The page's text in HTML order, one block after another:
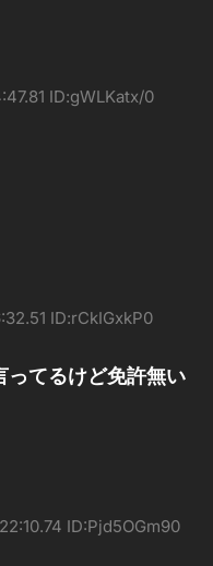
ID:gWLKatx/0
ID:rCkIGxkP0
ってるけど免許無い
ID:Pjd5OGm90